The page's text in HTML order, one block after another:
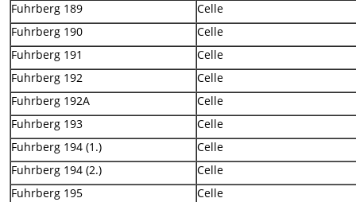
Fuhrberg 189
Celle
Fuhrberg 190
Celle
Fuhrberg 191
Celle
Fuhrberg 192
Celle
Fuhrberg 192A
Celle
Fuhrberg 193
Celle
Fuhrberg 194 (1.)
Celle
Fuhrberg 194 (2.)
Celle
Fuhrberg 195
Celle